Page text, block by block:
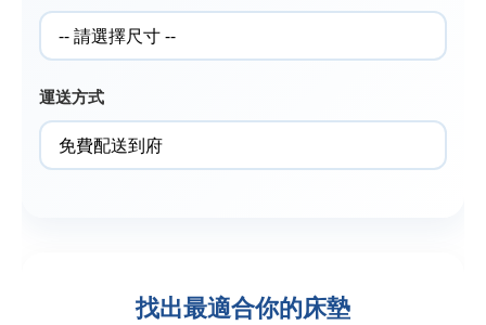
運送方式
找出最適合你的床墊